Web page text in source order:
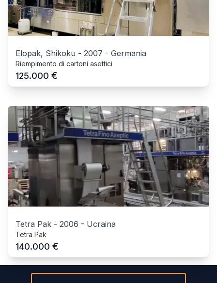
Elopak, Shikoku - 2007 - Germania
Riempimento di cartoni asettici
125.000 €
Tetra Pak - 2006 - Ucraina
Tetra Pak
140.000 €